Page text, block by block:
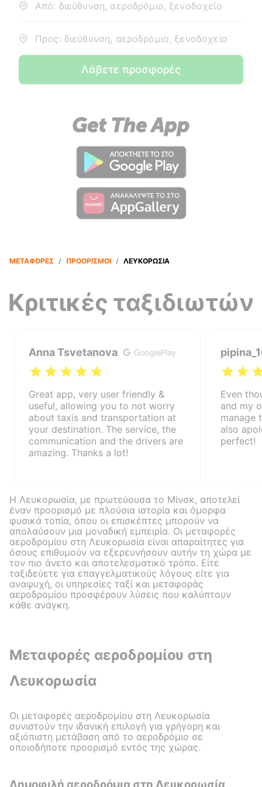
Από: διεύθυνση, αεροδρόμιο, ξενοδοχείο
Προς: διεύθυνση, αεροδρόμιο, ξενοδοχείο
Λάβετε προσφορές
ΜΕΤΑΦΟΡΈΣ / ΠΡΟΟΡΙΣΜΟΊ / ΛΕΥΚΟΡΩΣΊΑ
Κριτικές ταξιδιωτών
Anna Tsvetanova
Great app, very user friendly &
useful, allowing you to not worry
about taxis and transportation at
your destination. The service, the
communication and the drivers are
amazing. Thanks a lot!
Even
and my
manage
also
perfect!
Η Λευκορωσία, με πρωτεύουσα το Μίνσκ, αποτελεί
έναν προορισμό με πλούσια ιστορία και όμορφα
φυσικά τοπία, όπου οι επισκέπτες μπορούν να
απολαύσουν μια μοναδική εμπειρία. Οι μεταφορές
αεροδρομίου στη Λευκορωσία είναι απαραίτητες για
όσους επιθυμούν να εξερευνήσουν αυτήν τη χώρα με
τον πιο άνετο και αποτελεσματικό τρόπο. Είτε
ταξιδεύετε για επαγγελματικούς λόγους είτε για
αναψυχή, οι υπηρεσίες ταξί και μεταφοράς
αεροδρομίου προσφέρουν λύσεις που καλύπτουν
κάθε ανάγκη.
Μεταφορές αεροδρομίου στη
Λευκορωσία
Οι μεταφορές αεροδρομίου στη Λευκορωσία
συνιστούν την ιδανική επιλογή για γρήγορη και
αξιόπιστη μετάβαση από το αεροδρόμιο σε
οποιοδήποτε προορισμό εντός της χώρας.
Δημοφιλή αεροδρόμια στη Λευκορωσία